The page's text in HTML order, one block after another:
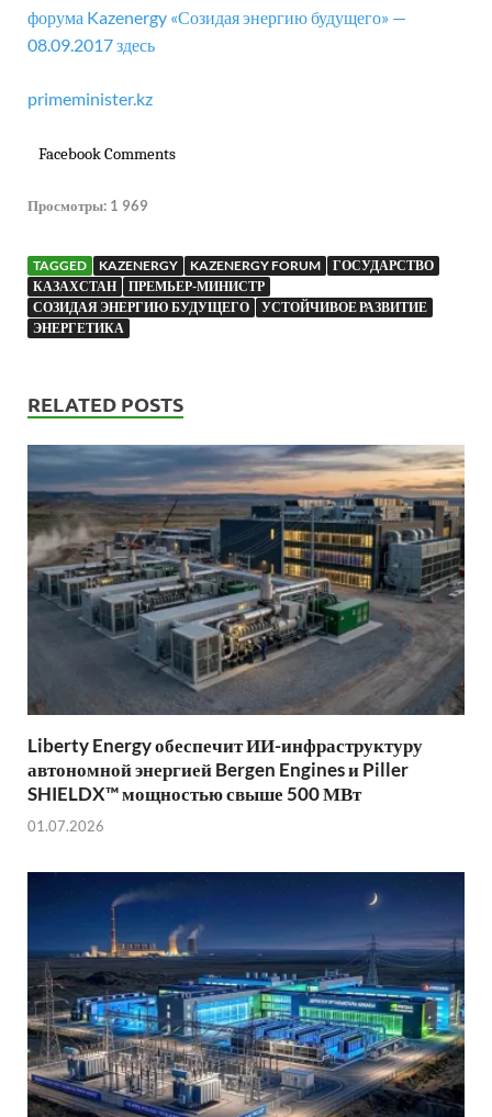
форума Kazenergy «Созидая энергию будущего» —
08.09.2017 здесь
primeminister.kz
Facebook Comments
Просмотры: 1 969
TAGGED KAZENERGY KAZENERGY FORUM
ГОСУДАРСТВО
КАЗАХСТАН
ПРЕМЬЕР-МИНИСТР
СОЗИДАЯ ЭНЕРГИЮ БУДУЩЕГО
УСТОЙЧИВОЕ РАЗВИТИЕ
ЭНЕРГЕТИКА
RELATED POSTS
Liberty Energy обеспечит ИИ-инфраструктуру
автономной энергией Bergen Engines и Piller
SHIELDX™ мощностью свыше 500 МВт
01.07.2026